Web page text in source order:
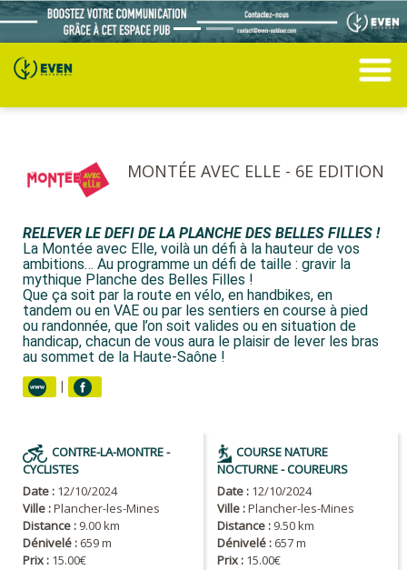
MONTÉE AVEC ELLE - 6E EDITION
RELEVER LE DEFI DE LA PLANCHE DES BELLES FILLES !
La Montée avec Elle, voilà un défi à la hauteur de vos
ambitions… Au programme un défi de taille : gravir la
mythique Planche des Belles Filles !
Que ça soit par la route en vélo, en handbikes, en
tandem ou en VAE ou par les sentiers en course à pied
ou randonnée, que l’on soit valides ou en situation de
handicap, chacun de vous aura le plaisir de lever les bras
au sommet de la Haute-Saône !
|
CONTRE-LA-MONTRE -
CYCLISTES
Date : 12/10/2024
Ville :Plancher-les-Mines
Distance : 9.00 km
Dénivelé : 659 m
Prix : 15.00€
COURSE NATURE
NOCTURNE - COUREURS
Date : 12/10/2024
Ville :Plancher-les-Mines
Distance : 9.50 km
Dénivelé : 657 m
Prix : 15.00€